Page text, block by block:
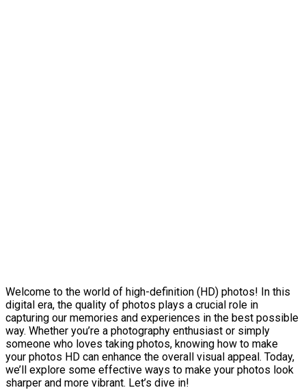
Welcome to the world of high-definition (HD) photos! In this
digital era, the quality of photos plays a crucial role in
capturing our memories and experiences in the best possible
way. Whether you’re a photography enthusiast or simply
someone who loves taking photos, knowing how to make
your photos HD can enhance the overall visual appeal. Today,
we’ll explore some effective ways to make your photos look
sharper and more vibrant. Let’s dive in!